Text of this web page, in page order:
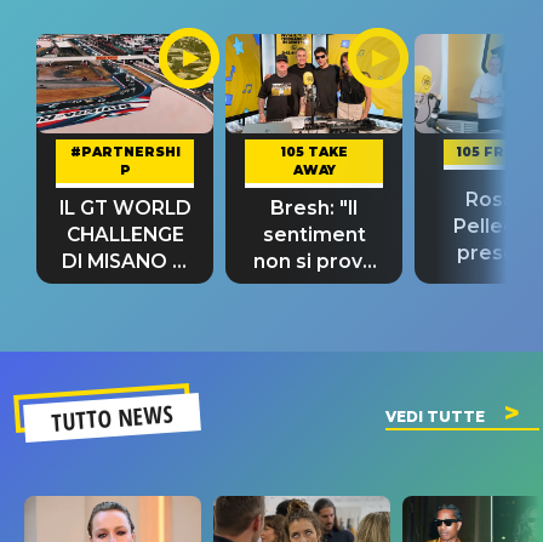
#PARTNERSHI
P
IL GT WORLD
CHALLENGE
DI MISANO si
riconferma
105 TAKE
AWAY
Bresh: "Il
sentiment
non si prova
fino alla notte
105
Rosario
“Così
TUTTO NEWS VEDI TUTTE